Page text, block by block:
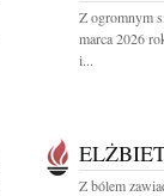
Z ogromnym
marca 2026
i...
Z bólem